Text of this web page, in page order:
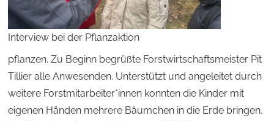
Interview bei der Pflanzaktion
pflanzen. Zu Beginn begrüßte Forstwirtschaftsmeister Pit
Tillier alle Anwesenden. Unterstützt und angeleitet durch
weitere Forstmitarbeiter*innen konnten die Kinder mit
eigenen Händen mehrere Bäumchen in die Erde bringen.